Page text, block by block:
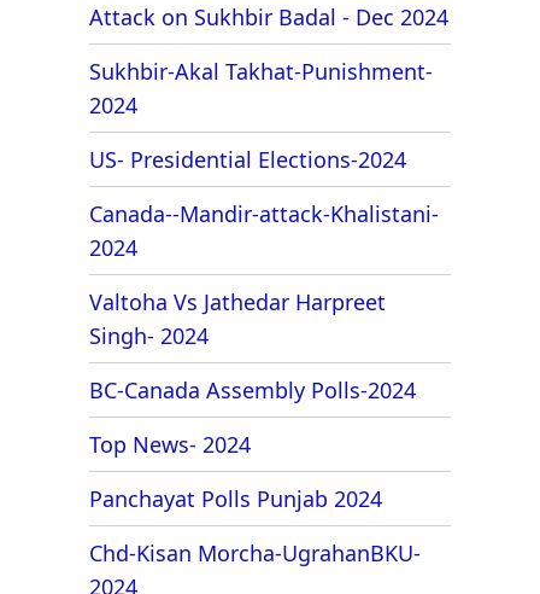
Attack on Sukhbir Badal - Dec 2024
Sukhbir-Akal Takhat-Punishment-
2024
US- Presidential Elections-2024
Canada--Mandir-attack-Khalistani-
2024
Valtoha Vs Jathedar Harpreet
Singh- 2024
BC-Canada Assembly Polls-2024
Top News- 2024
Panchayat Polls Punjab 2024
Chd-Kisan Morcha-UgrahanBKU-
2024